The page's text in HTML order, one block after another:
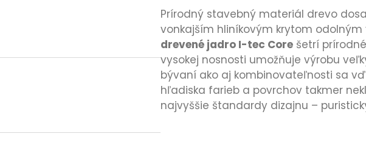
Prírodný stavebný materiál drevo
vonkajším hliníkovým krytom
drevené jadro I-tec Corešetrí
vysokej nosnosti umožňuje výrobu
bývaní ako aj kombinovateľnosti sa
hľadiska farieb a povrchov takmer
najvyššie štandardy dizajnu –